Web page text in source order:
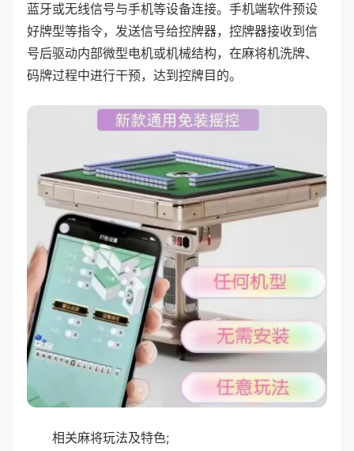
蓝牙或无线信号与手机等设备连接。手机端软件预设
好牌型等指令，发送信号给控牌器，控牌器接收到信
号后驱动内部微型电机或机械结构，在麻将机洗牌、
码牌过程中进行干预，达到控牌目的。
相关麻将玩法及特色;